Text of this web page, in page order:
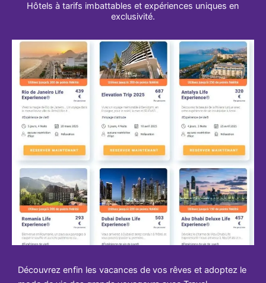
Hôtels à tarifs imbattables et expériences uniques en
exclusivité.
Découvrez enfin les vacances de vos rêves et adoptez le